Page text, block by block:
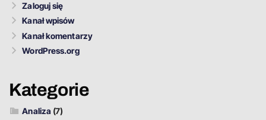
Zaloguj się
Kanał wpisów
Kanał komentarzy
WordPress.org
Kategorie
Analiza (7)